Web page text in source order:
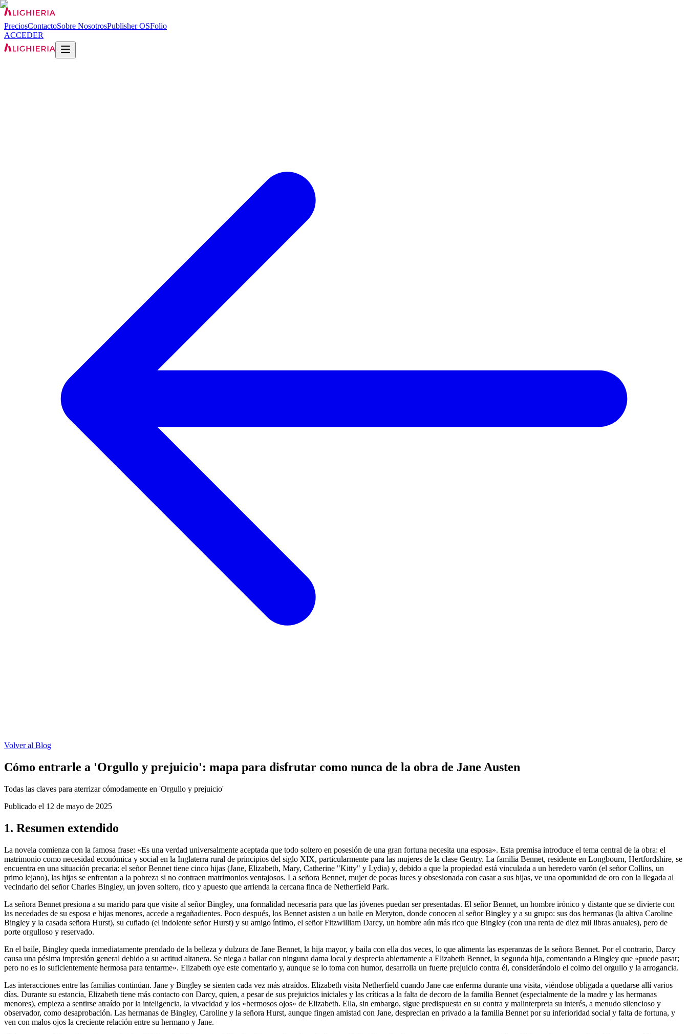
PreciosContactoSobre NosotrosPublisher OSFolio
ACCEDER
Volver al Blog
Cómo entrarle a 'Orgullo y prejuicio': mapa para disfrutar como nunca de la obra de Jane Austen
Todas las claves para aterrizar cómodamente en 'Orgullo y prejuicio'
Publicado el 12 de mayo de 2025
1. Resumen extendido
La novela comienza con la famosa frase: «Es una verdad universalmente aceptada que todo soltero en posesión de una gran fortuna necesita una esposa». Esta premisa introduce el tema central de la obra: el
matrimonio como necesidad económica y social en la Inglaterra rural de principios del siglo XIX, particularmente para las mujeres de la clase Gentry. La familia Bennet, residente en Longbourn, Hertfordshire, se
encuentra en una situación precaria: el señor Bennet tiene cinco hijas (Jane, Elizabeth, Mary, Catherine "Kitty" y Lydia) y, debido a que la propiedad está vinculada a un heredero varón (el señor Collins, un
primo lejano), las hijas se enfrentan a la pobreza si no contraen matrimonios ventajosos. La señora Bennet, mujer de pocas luces y obsesionada con casar a sus hijas, ve una oportunidad de oro con la llegada al
vecindario del señor Charles Bingley, un joven soltero, rico y apuesto que arrienda la cercana finca de Netherfield Park.
La señora Bennet presiona a su marido para que visite al señor Bingley, una formalidad necesaria para que las jóvenes puedan ser presentadas. El señor Bennet, un hombre irónico y distante que se divierte con
las necedades de su esposa e hijas menores, accede a regañadientes. Poco después, los Bennet asisten a un baile en Meryton, donde conocen al señor Bingley y a su grupo: sus dos hermanas (la altiva Caroline
Bingley y la casada señora Hurst), su cuñado (el indolente señor Hurst) y su amigo íntimo, el señor Fitzwilliam Darcy, un hombre aún más rico que Bingley (con una renta de diez mil libras anuales), pero de
porte orgulloso y reservado.
En el baile, Bingley queda inmediatamente prendado de la belleza y dulzura de Jane Bennet, la hija mayor, y baila con ella dos veces, lo que alimenta las esperanzas de la señora Bennet. Por el contrario, Darcy
causa una pésima impresión general debido a su actitud altanera. Se niega a bailar con ninguna dama local y desprecia abiertamente a Elizabeth Bennet, la segunda hija, comentando a Bingley que «puede pasar;
pero no es lo suficientemente hermosa para tentarme». Elizabeth oye este comentario y, aunque se lo toma con humor, desarrolla un fuerte prejuicio contra él, considerándolo el colmo del orgullo y la arrogancia.
Las interacciones entre las familias continúan. Jane y Bingley se sienten cada vez más atraídos. Elizabeth visita Netherfield cuando Jane cae enferma durante una visita, viéndose obligada a quedarse allí varios
días. Durante su estancia, Elizabeth tiene más contacto con Darcy, quien, a pesar de sus prejuicios iniciales y las críticas a la falta de decoro de la familia Bennet (especialmente de la madre y las hermanas
menores), empieza a sentirse atraído por la inteligencia, la vivacidad y los «hermosos ojos» de Elizabeth. Ella, sin embargo, sigue predispuesta en su contra y malinterpreta su interés, a menudo silencioso y
observador, como desaprobación. Las hermanas de Bingley, Caroline y la señora Hurst, aunque fingen amistad con Jane, desprecian en privado a la familia Bennet por su inferioridad social y falta de fortuna, y
ven con malos ojos la creciente relación entre su hermano y Jane.